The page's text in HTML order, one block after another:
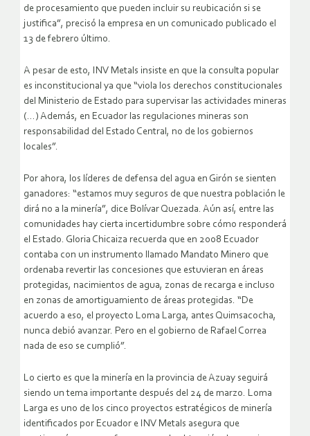
de procesamiento que pueden incluir su reubicación si se
justifica”, precisó la empresa en un comunicado publicado el
13 de febrero último.
A pesar de esto, INV Metals insiste en que la consulta popular
es inconstitucional ya que “viola los derechos constitucionales
del Ministerio de Estado para supervisar las actividades mineras
(…) Además, en Ecuador las regulaciones mineras son
responsabilidad del Estado Central, no de los gobiernos
locales”.
Por ahora, los líderes de defensa del agua en Girón se sienten
ganadores: “estamos muy seguros de que nuestra población le
dirá no a la minería”, dice Bolívar Quezada. Aún así, entre las
comunidades hay cierta incertidumbre sobre cómo responderá
el Estado. Gloria Chicaiza recuerda que en 2008 Ecuador
contaba con un instrumento llamado Mandato Minero que
ordenaba revertir las concesiones que estuvieran en áreas
protegidas, nacimientos de agua, zonas de recarga e incluso
en zonas de amortiguamiento de áreas protegidas. “De
acuerdo a eso, el proyecto Loma Larga, antes Quimsacocha,
nunca debió avanzar. Pero en el gobierno de Rafael Correa
nada de eso se cumplió”.
Lo cierto es que la minería en la provincia de Azuay seguirá
siendo un tema importante después del 24 de marzo. Loma
Larga es uno de los cinco proyectos estratégicos de minería
identificados por Ecuador e INV Metals asegura que